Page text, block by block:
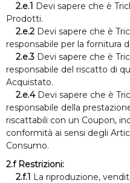
2.e.1 Devi sapere che è
Prodotti.
2.e.2 Devi sapere che è
responsabile per la fornitura
2.e.3 Devi sapere che è
responsabile del riscatto di
Acquistato.
2.e.4Devi sapere che è
responsabile della
riscattabili con un Coupon,
conformità ai sensi degli
Consumo.
2.f Restrizioni:
2.f.1 La riproduzione,